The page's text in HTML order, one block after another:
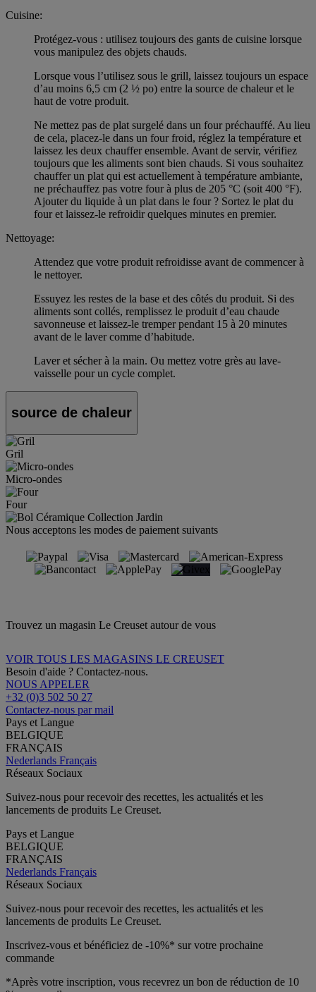
Cuisine:
Protégez-vous : utilisez toujours des gants de cuisine lorsque
vous manipulez des objets chauds.
Lorsque vous l’utilisez sous le grill, laissez toujours un espace
d’au moins 6,5 cm (2 ½ po) entre la source de chaleur et le
haut de votre produit.
Ne mettez pas de plat surgelé dans un four préchauffé. Au lieu
de cela, placez-le dans un four froid, réglez la température et
laissez les deux chauffer ensemble. Avant de servir, vérifiez
toujours que les aliments sont bien chauds. Si vous souhaitez
chauffer un plat qui est actuellement à température ambiante,
ne préchauffez pas votre four à plus de 205 °C (soit 400 °F).
Ajouter du liquide à un plat dans le four ? Sortez le plat du
four et laissez-le refroidir quelques minutes en premier.
Nettoyage:
Attendez que votre produit refroidisse avant de commencer à
le nettoyer.
Essuyez les restes de la base et des côtés du produit. Si des
aliments sont collés, remplissez le produit d’eau chaude
savonneuse et laissez-le tremper pendant 15 à 20 minutes
avant de le laver comme d’habitude.
Laver et sécher à la main. Ou mettez votre grès au lave-
vaisselle pour un cycle complet.
source de chaleur
Gril
Micro-ondes
Four
Nous acceptons les modes de paiement suivants
Trouvez un magasin Le Creuset autour de vous
VOIR TOUS LES MAGASINS LE CREUSET
Besoin d'aide ? Contactez-nous.
NOUS APPELER
+32 (0)3 502 50 27
Contactez-nous par mail
Pays et Langue
BELGIQUE
FRANÇAIS
Nederlands Français
Réseaux Sociaux
Suivez-nous pour recevoir des recettes, les actualités et les
lancements de produits Le Creuset.
Pays et Langue
BELGIQUE
FRANÇAIS
Nederlands Français
Réseaux Sociaux
Suivez-nous pour recevoir des recettes, les actualités et les
lancements de produits Le Creuset.
Inscrivez-vous et bénéficiez de -10%* sur votre prochaine
commande
*Après votre inscription, vous recevrez un bon de réduction de 10